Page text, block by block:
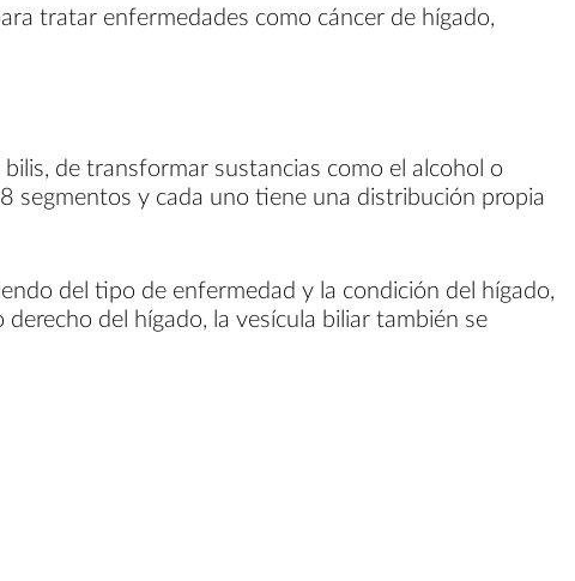
tratar enfermedades como cáncer de hígado,
de transformar sustancias como el alcohol o
segmentos y cada uno tiene una distribución propia
del tipo de enfermedad y la condición del hígado,
del hígado, la vesícula biliar también se